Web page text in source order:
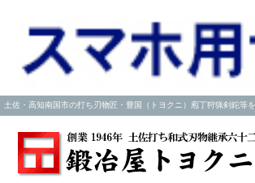
土佐・高知南国市の打ち刃物匠・豊国（トヨクニ）庖丁狩猟剣鉈等